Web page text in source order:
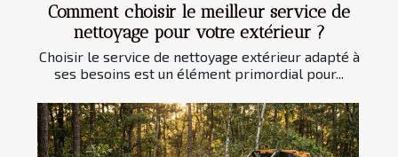
Comment choisir le meilleur service de
nettoyage pour votre extérieur ?
Choisir le service de nettoyage extérieur adapté à
ses besoins est un élément primordial pour...